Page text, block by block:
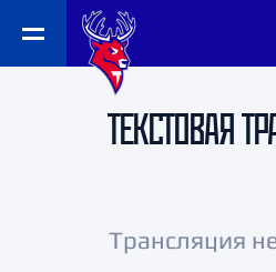
ТЕКСТОВАЯ
Трансляция